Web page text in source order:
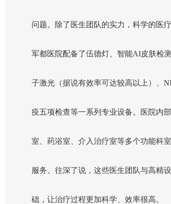
问题。除了医生团队的实力，科学的医
军都医院配备了伍德灯、智能AI皮肤检
子激光（据说有效率可达较高以上）、
疫五项检查等一系列专业设备。医院内
室、药浴室、介入治疗室等多个功能科
服务。往深了说，这些医生团队与高精
础，让治疗过程更加科学、效率很高。